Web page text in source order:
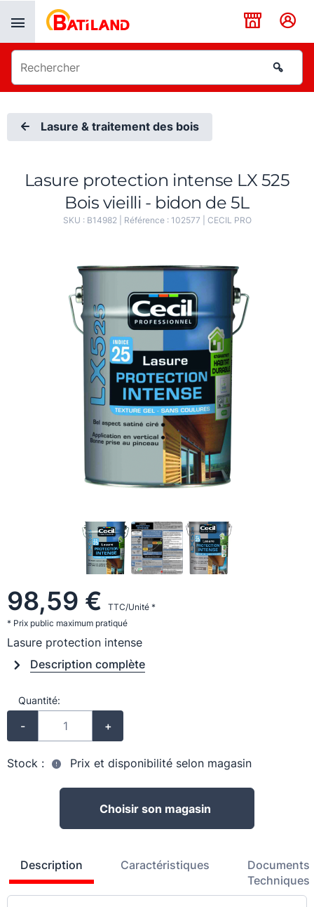
Lasure & traitement des bois
Lasure protection intense LX 525
Bois vieilli - bidon de 5L
SKU : B14982| Référence : 102577 CECIL PRO
98,59 €
TTC/Unité *
* Prix public maximum pratiqué
Lasure protection intense
Description complète
Quantité:
- +
Stock : Prix et disponibilité selon magasin
Choisir son magasin
Description Caractéristiques
Documents
Techniques
Panneau de gestion des cookies